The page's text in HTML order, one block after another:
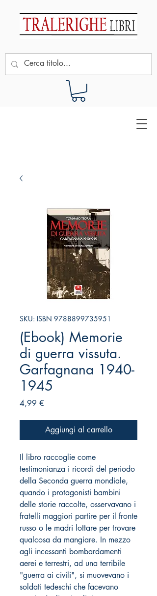
SKU: ISBN 9788899735951
(Ebook) Memorie
di guerra vissuta.
Garfagnana 1940-
1945
4,99 €
Aggiungi al carrello
Il libro raccoglie come
testimonianza i ricordi del periodo
della Seconda guerra mondiale,
quando i protagonisti bambini
delle storie raccolte, osservavano i
fratelli maggiori partire per il fronte
russo o le madri lottare per trovare
qualcosa da mangiare. In mezzo
agli incessanti bombardamenti
aerei e terrestri, ad una terribile
"guerra ai civili", si muovevano i
soldati tedeschi che facevano